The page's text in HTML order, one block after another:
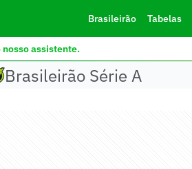
Brasileirão Tabelas
nosso assistente.
Brasileirão Série A